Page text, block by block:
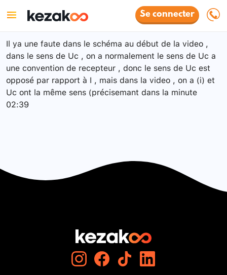
Se connecter
Il ya une faute dans le schéma au début de la video ,
dans le sens de Uc , on a normalement le sens de Uc a
une convention de recepteur , donc le sens de Uc est
opposé par rapport à I , mais dans la video , on a (i) et
Uc ont la même sens (précisemant dans la minute
02:39